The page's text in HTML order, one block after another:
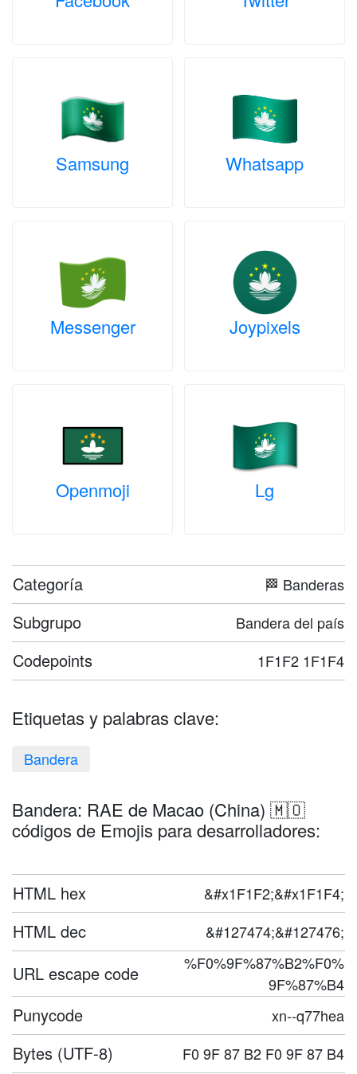
Samsung Whatsapp
Messenger Joypixels
Openmoji Lg
Categoría 🏁 Banderas
Subgrupo Bandera del país
Codepoints 1F1F2 1F1F4
Etiquetas y palabras clave:
Bandera
Bandera: RAE de Macao (China) 🇲🇴
códigos de Emojis para desarrolladores:
HTML hex &#x1F1F2;&#x1F1F4;
HTML dec &#127474;&#127476;
URL escape code
%F0%9F%87%B2%F0%
9F%87%B4
Punycode xn--q77hea
Bytes (UTF-8) F0 9F 87 B2 F0 9F 87 B4